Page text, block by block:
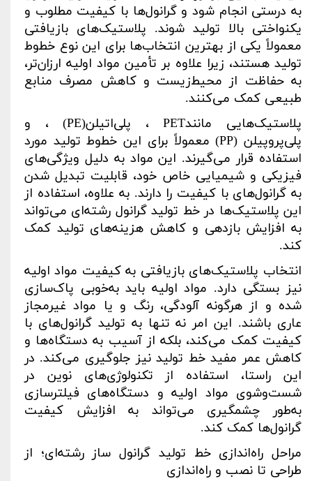
به درستی انجام شود و گرانول‌ها با کیفیت مطلوب و
یکنواختی بالا تولید شوند. پلاستیک‌های بازیافتی
معمولاً یکی از بهترین انتخاب‌ها برای این نوع خطوط
تولید هستند، زیرا علاوه بر تأمین مواد اولیه ارزان‌تر،
به حفاظت از محیط‌زیست و کاهش مصرف منابع
طبیعی کمک می‌کنند.
پلاستیک‌هایی مانندPET، پلی‌اتیلن(PE)، و
پلی‌پروپیلن(PP) معمولاً برای این خطوط تولید مورد
استفاده قرار می‌گیرند. این مواد به دلیل ویژگی‌های
فیزیکی و شیمیایی خاص خود، قابلیت تبدیل شدن
به گرانول‌های با کیفیت را دارند. به علاوه، استفاده از
این پلاستیک‌ها در خط تولید گرانول رشته‌ای می‌تواند
به افزایش بازدهی و کاهش هزینه‌های تولید کمک
کند.
انتخاب پلاستیک‌های بازیافتی به کیفیت مواد اولیه
نیز بستگی دارد. مواد اولیه باید به‌خوبی پاک‌سازی
شده و از هرگونه آلودگی، رنگ و یا مواد غیرمجاز
عاری باشند. این امر نه تنها به تولید گرانول‌های با
کیفیت کمک می‌کند، بلکه از آسیب به دستگاه‌ها و
کاهش عمر مفید خط تولید نیز جلوگیری می‌کند. در
این راستا، استفاده از تکنولوژی‌های نوین در
شست‌وشوی مواد اولیه و دستگاه‌های فیلترسازی
به‌طور چشمگیری می‌تواند به افزایش کیفیت
گرانول‌ها کمک کند.
مراحل راه‌اندازی خط تولید گرانول ساز رشته‌ای؛ از
طراحی تا نصب و راه‌اندازی